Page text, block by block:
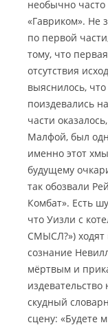
необычно
«Гавриком». Не
по первой
тому, что
отсутствия
выяснилось,
поиздевались
части
Малфой, был
именно этот
будущему
так обозвали
Комбат». Есть
что Уизли с
СМЫСЛ?»)
сознание
мёртвым и
скудный
сцену: «Будете